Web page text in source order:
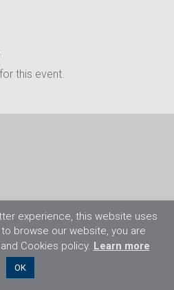
this event.
Limited. 保
experience, this website uses
browse our website, you are
Cookies policy. Learn more
OK